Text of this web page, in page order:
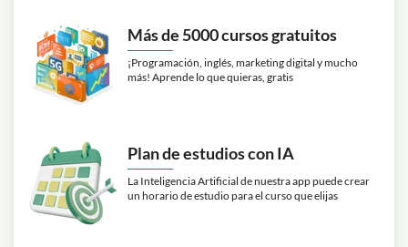
Más de 5000 cursos gratuitos
¡Programación, inglés, marketing digital y mucho
más! Aprende lo que quieras, gratis
Plan de estudios con IA
La Inteligencia Artificial de nuestra app puede crear
un horario de estudio para el curso que elijas